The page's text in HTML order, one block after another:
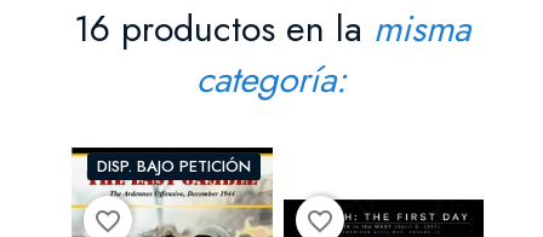
16 productos en la misma
categoría:
DISP. BAJO PETICIÓN
favorite_border favorite_border